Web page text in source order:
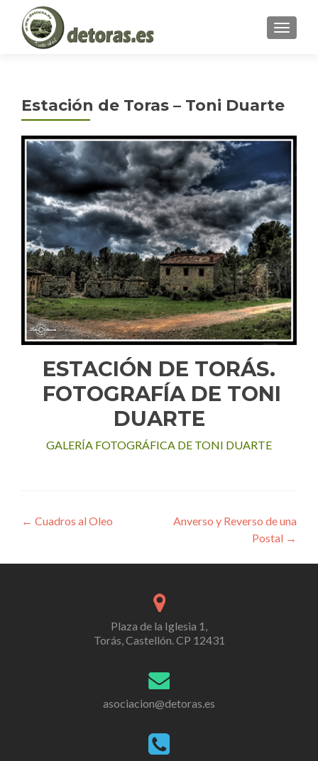
MENU
Estación de Toras – Toni Duarte
ESTACIÓN DE TORÁS.
FOTOGRAFÍA DE TONI
DUARTE
GALERÍA FOTOGRÁFICA DE TONI DUARTE
Navegador Publicaciones
← Cuadros al Oleo
Anverso y Reverso de una
Postal →
Plaza de la Iglesia 1,
Torás, Castellón. CP 12431
asociacion@detoras.es